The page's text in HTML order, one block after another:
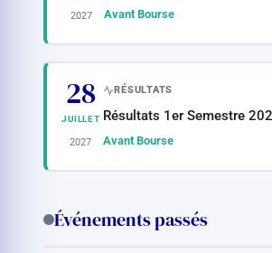
2027
Avant Bourse
28
JUILLET
2027
RÉSULTATS
Résultats 1er Semestre
Avant Bourse
Événements passés